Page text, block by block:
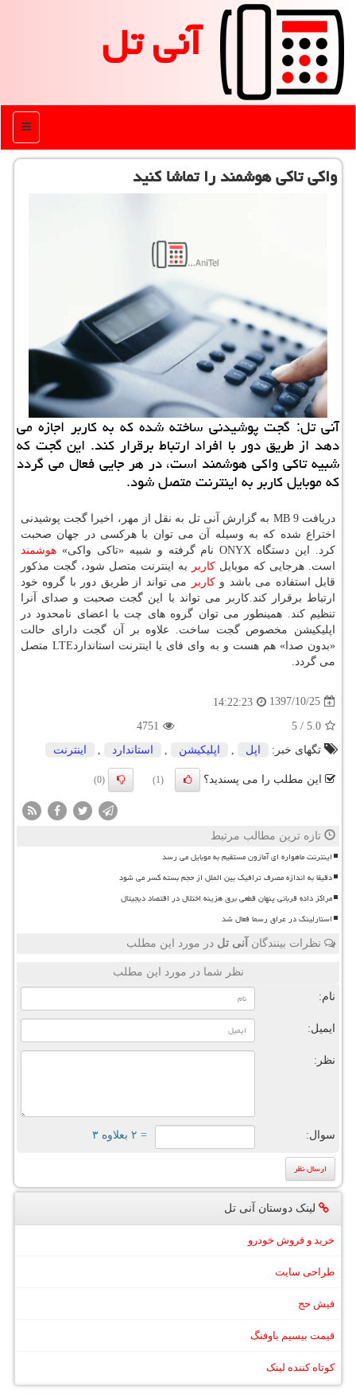
آنی تل
منو
واكی تاكی هوشمند را تماشا كنید
آنی تل: گجت پوشیدنی ساخته شده كه به كاربر اجازه می
دهد از طریق دور با افراد ارتباط برقرار كند. این گجت كه
شبیه تاكی واكی هوشمند است، در هر جایی فعال می گردد
كه موبایل كاربر به اینترنت متصل شود.
دریافت 9 MB به گزارش آنی تل به نقل از مهر، اخیرا گجت پوشیدنی
اختراع شده كه به وسیله آن می توان با هركسی در جهان صحبت
كرد. این دستگاه ONYX نام گرفته و شبیه «تاكی واكی»
هوشمند
است. هرجایی كه موبایل كاربر
به اینترنت متصل شود، گجت مذكور
قابل استفاده می باشد وكاربر
می تواند از طریق دور با گروه خود
ارتباط برقرار كند.كاربر می تواند با این گجت صحبت و صدای آنرا
تنظیم كند. همینطور می توان گروه های چت با اعضای نامحدود در
اپلیكیشن مخصوص گجت ساخت. علاوه بر آن گجت دارای حالت
«بدون صدا» هم هست و به وای فای یا اینترنت استانداردLTE متصل
می گردد.
1397/10/25
14:22:23
5.0
/
5
4751
تگهای خبر:
اپل اپلیكیشن استاندارد اینترنت
این مطلب را می پسندید؟ (1)
(0)
تازه ترین مطالب مرتبط
اینترنت ماهواره ای آمازون مستقیم به موبایل می رسد
دقیقا به اندازه مصرف ترافیک بین الملل از حجم بسته کسر می شود
مراکز داده قربانی پنهان قطعی برق هزینه اختلال در اقتصاد دیجیتال
استارلینک در عراق رسما فعال شد
نظرات بینندگان آنی تل در مورد این مطلب
نظر شما در مورد این مطلب
نام:
ایمیل:
نظر:
سوال: = ۲ بعلاوه ۳
لینک دوستان آنی تل
خرید و فروش خودرو
طراحی سایت
فیش حج
قیمت بیسیم باوفنگ
کوتاه کننده لینک